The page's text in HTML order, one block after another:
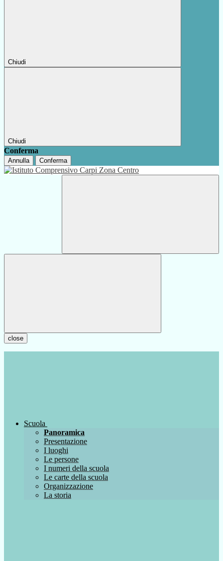
Chiudi
Chiudi
Conferma
Annulla Conferma
close
Scuola
Panoramica
Presentazione
I luoghi
Le persone
I numeri della scuola
Le carte della scuola
Organizzazione
La storia